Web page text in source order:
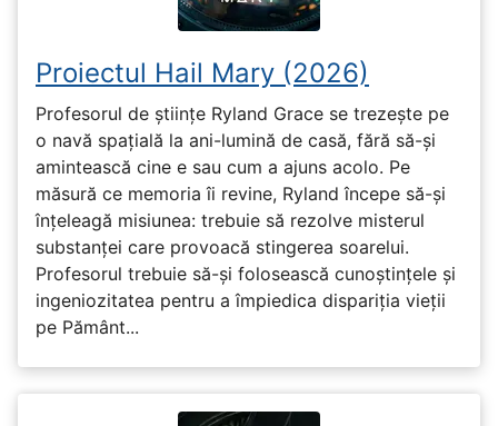
Proiectul Hail Mary (2026)
Profesorul de științe Ryland Grace se trezește pe
o navă spațială la ani-lumină de casă, fără să-și
amintească cine e sau cum a ajuns acolo. Pe
măsură ce memoria îi revine, Ryland începe să-și
înțeleagă misiunea: trebuie să rezolve misterul
substanței care provoacă stingerea soarelui.
Profesorul trebuie să-și folosească cunoștințele și
ingeniozitatea pentru a împiedica dispariția vieții
pe Pământ...